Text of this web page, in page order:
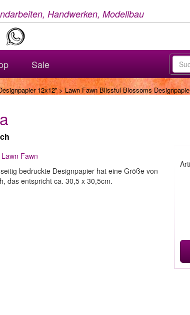
Handwerken, Modellbau
Sale
12x12''> Lawn Fawn Blissful Blossoms
Lawn Fawn
bedruckte Designpapier hat eine Größe von
das entspricht ca. 30,5 x 30,5cm.